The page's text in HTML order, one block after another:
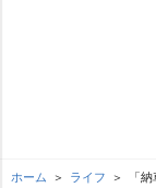
ホーム ライフ 「